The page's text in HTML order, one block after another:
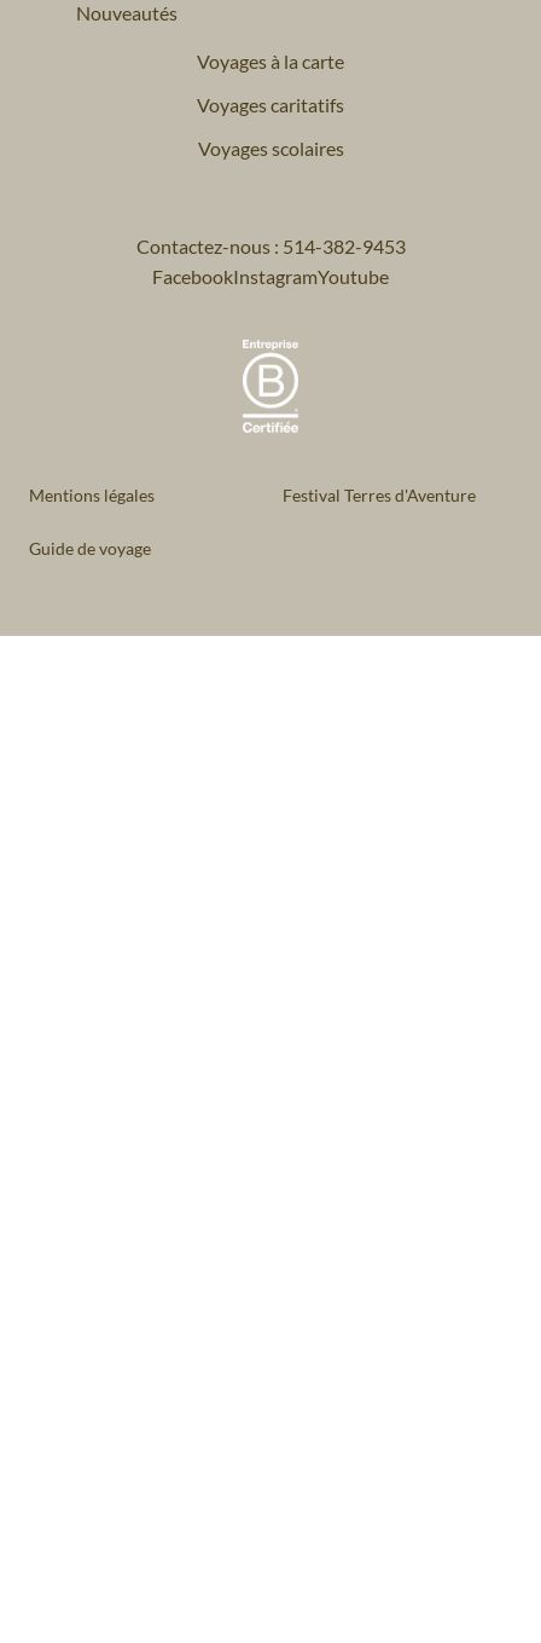
Nouveautés
Voyages à la carte
Voyages caritatifs
Voyages scolaires
Contactez-nous : 514-382-9453
FacebookInstagramYoutube
Mentions légales Festival Terres d'Aventure
Guide de voyage